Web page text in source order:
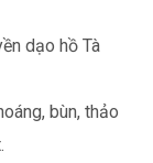
dạo hồ Tà
bùn, thảo